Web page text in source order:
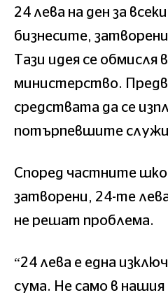
24 лева на ден за
бизнесите,
Тази идея се обмисля
министерство.
средствата да се
потърпевшите
Според частните
затворени, 24-те
не решат проблема.
“24 лева е една
сума. Не само в нашия